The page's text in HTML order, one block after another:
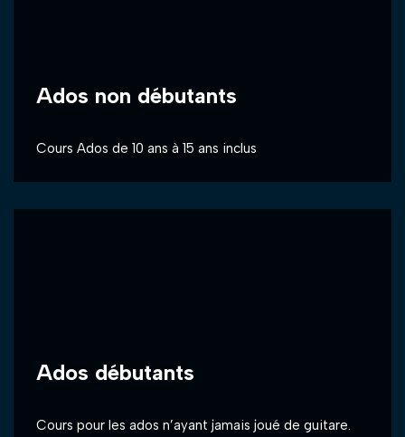
Ados non débutants
Cours Ados de 10 ans à 15 ans inclus
Ados débutants
Cours pour les ados n’ayant jamais joué de guitare.